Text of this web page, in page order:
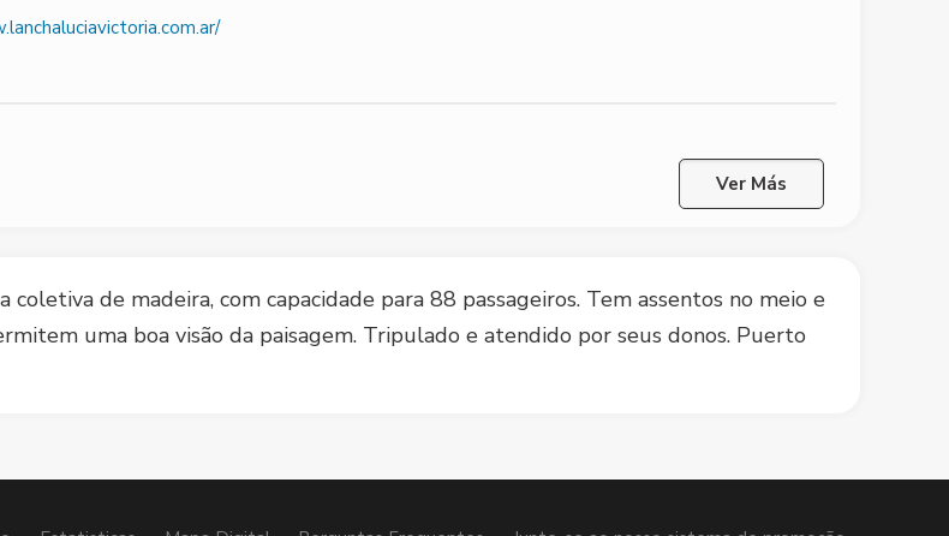
Ver Más
de madeira, com capacidade para 88 passageiros. Tem assentos no meio e
uma boa visão da paisagem. Tripulado e atendido por seus donos. Puerto